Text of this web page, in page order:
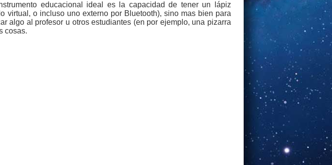
educacional ideal es la capacidad de tener un lápiz
virtual, o incluso uno externo por Bluetooth), sino mas bien para
algo al profesor u otros estudiantes (en por ejemplo, una pizarra
cosas.